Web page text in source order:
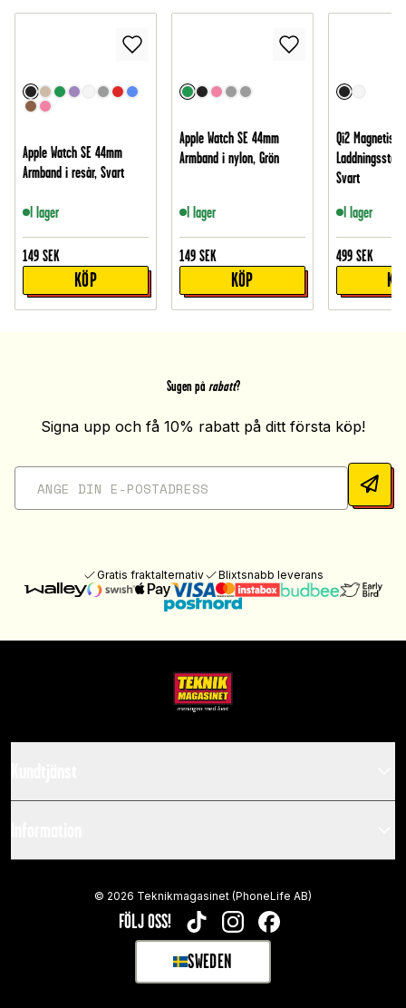
Apple Watch SE 44mm
Armband i resår, Svart
I lager
149 SEK
KÖP
Apple Watch SE 44mm
Armband i nylon, Grön
I lager
149 SEK
KÖP
Qi2 Magnetisk
Svart
I lager
499 SEK
Sugen på rabatt?
Signa upp och få 10% rabatt på ditt första köp!
Gratis fraktalternativ Blixtsnabb leverans
FÖLJ OSS! TIKTOKINSTAGRAMFACEBOOK
SWEDEN
SELECT MARKET
© 2026 Teknikmagasinet (PhoneLife AB)